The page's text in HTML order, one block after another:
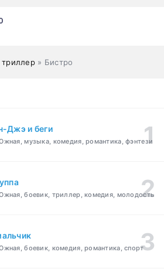
триллер » Бистро
Джэ и беги
музыка, комедия, романтика, фэнтези
боевик, триллер, комедия, молодость
боевик, комедия, романтика, спорт